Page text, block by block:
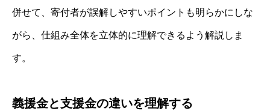
併せて、寄付者が誤解しやすいポイントも明らかにしな
がら、仕組み全体を立体的に理解できるよう解説しま
す。
義援金と支援金の違いを理解する